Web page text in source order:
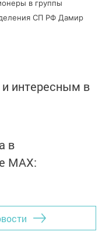
в группы
СП РФ Дамир
интересным в
в
MАХ: